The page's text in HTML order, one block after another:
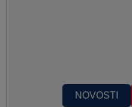
NOVOSTI